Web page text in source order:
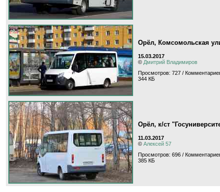
Орёл, Комсомольская
15.03.2017
© Дмитрий Владимиров
Просмотров: 727 /
344 КБ
Орёл, к/ст
11.03.2017
© Алексей 57
Просмотров: 696 /
385 КБ